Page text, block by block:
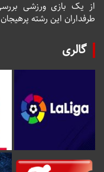
از یک بازی ورزشی
طرفداران این رشته
گالری